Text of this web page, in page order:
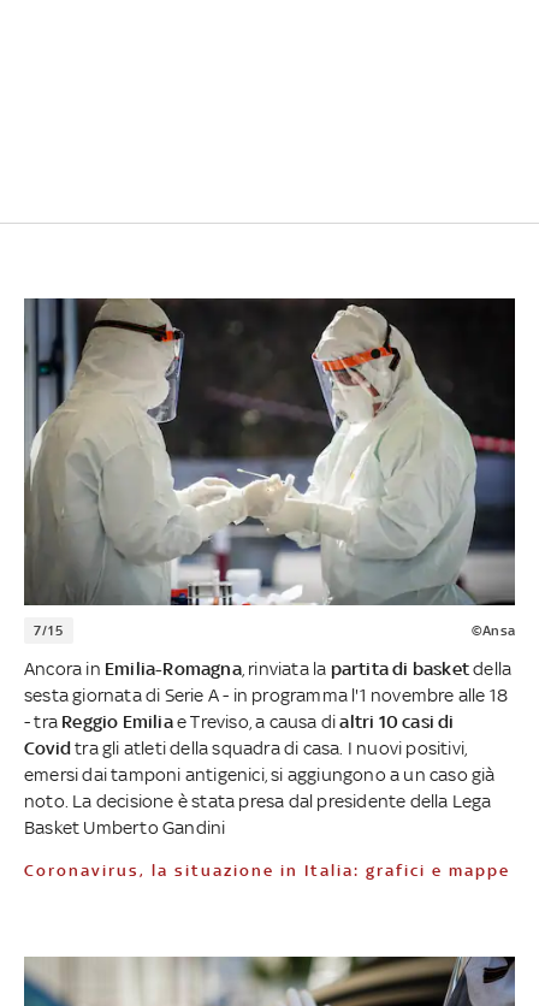
7/15 ©Ansa
Ancora in Emilia-Romagna, rinviata la partita di basketdella
sesta giornata di Serie A - in programma l'1 novembre alle 18
- tra Reggio Emiliae Treviso, a causa dialtri 10 casi di
Covidtra gli atleti della squadra di casa. I nuovi positivi,
emersi dai tamponi antigenici, si aggiungono a un caso già
noto. La decisione è stata presa dal presidente della Lega
Basket Umberto Gandini
Coronavirus, la situazione in Italia: grafici e mappe